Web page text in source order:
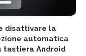
disattivare la
automatica
tastiera Android